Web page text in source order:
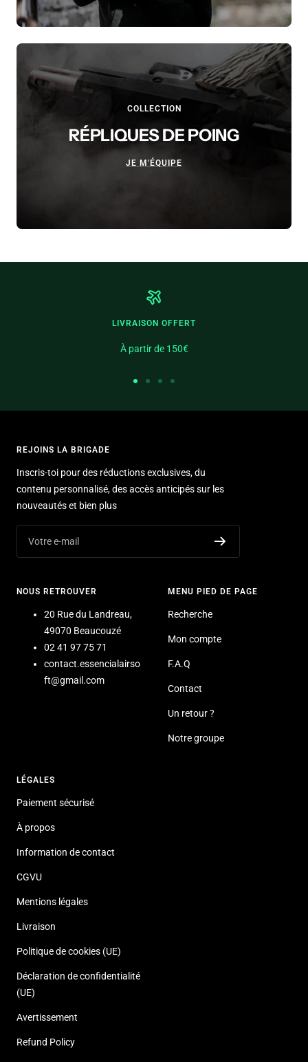
COLLECTION
RÉPLIQUES DE POING
JE M'ÉQUIPE
LIVRAISON OFFERT
À partir de 150€
REJOINS LA BRIGADE
Inscris-toi pour des réductions exclusives, du
contenu personnalisé, des accès anticipés sur les
nouveautés et bien plus
Votre e-mail
NOUS RETROUVER
20 Rue du Landreau,
49070 Beaucouzé
02 41 97 75 71
contact.essencialairso
ft@gmail.com
MENU PIED DE PAGE
Recherche
Mon compte
F.A.Q
Contact
Un retour ?
Notre groupe
LÉGALES
Paiement sécurisé
À propos
Information de contact
CGVU
Mentions légales
Livraison
Politique de cookies (UE)
Déclaration de confidentialité
(UE)
Avertissement
Refund Policy